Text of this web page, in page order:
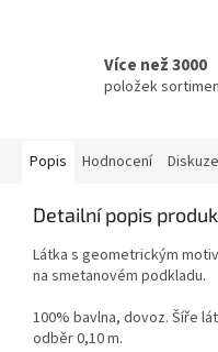
Více než 3000
položek
Popis Hodnocení Diskuze
Detailní popis
Látka s geometrickým
na smetanovém podkladu.
100% bavlna, dovoz. Šíře
odběr 0,10 m.